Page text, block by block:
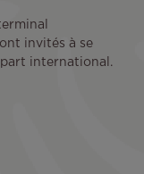
invités à se
international.